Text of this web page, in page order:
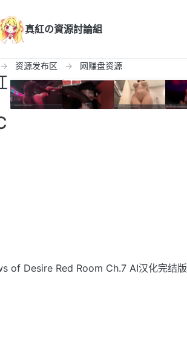
真紅の資源討論組
资源发布区 网赚盘资源
of Desire Red Room Ch.7 AI汉化完结版